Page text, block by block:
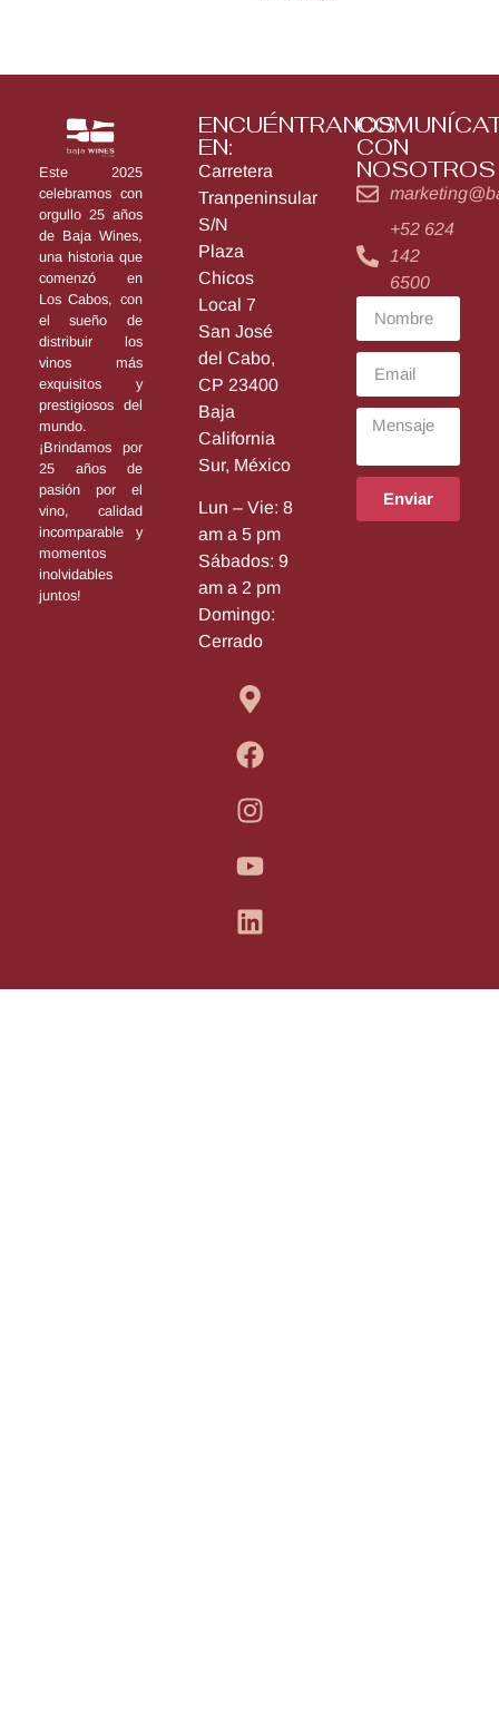
Este 2025
celebramos con
orgullo 25 años
de Baja Wines,
una historia que
comenzó en
Los Cabos, con
el sueño de
distribuir los
vinos más
exquisitos y
prestigiosos del
mundo.
¡Brindamos por
25 años de
pasión por el
vino, calidad
incomparable y
momentos
inolvidables
juntos!
ENCUÉNTRANOS
EN:
Carretera
Tranpeninsular
S/N
Plaza
Chicos
Local 7
San José
del Cabo,
CP 23400
Baja
California
Sur, México
Lun – Vie: 8
am a 5 pm
Sábados: 9
am a 2 pm
Domingo:
Cerrado
CON
NOSOTROS
+52 624
142
6500
Enviar